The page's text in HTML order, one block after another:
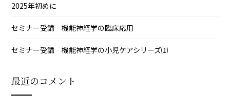
2025年初めに
セミナー受講 機能神経学の臨床応用
セミナー受講 機能神経学の小児ケアシリーズ⑴
最近のコメント